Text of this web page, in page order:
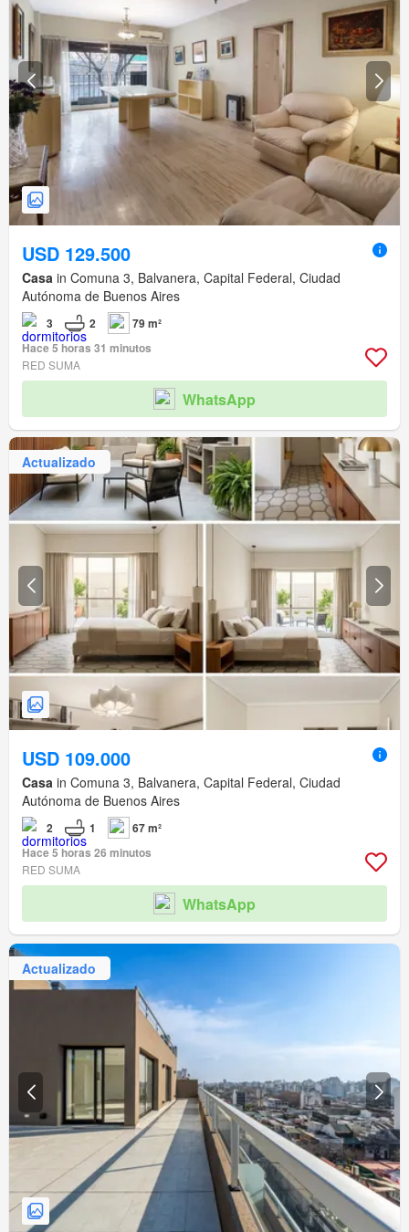
USD 129.500
Casa in Comuna 3, Balvanera, Capital Federal, Ciudad
Autónoma de Buenos Aires
3 2
79 m²
Hace 5 horas 31 minutos
RED SUMA
WhatsApp
Actualizado
USD 109.000
Casa in Comuna 3, Balvanera, Capital Federal, Ciudad
Autónoma de Buenos Aires
2 1
67 m²
Hace 5 horas 26 minutos
RED SUMA
WhatsApp
Actualizado